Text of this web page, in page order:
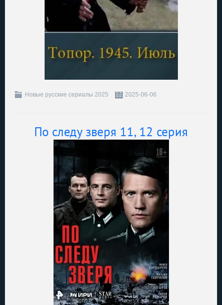
Новые русские сериалы 2025 2025-06-06
По следу зверя 11, 12 серия